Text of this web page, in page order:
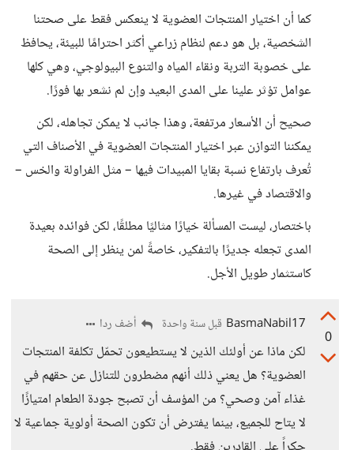
كما أن اختيار المنتجات العضوية لا ينعكس فقط على صحتنا
الشخصية، بل هو دعم لنظام زراعي أكثر احترامًا للبيئة، يحافظ
على خصوبة التربة ونقاء المياه والتنوع البيولوجي، وهي كلها
عوامل تؤثر علينا على المدى البعيد وإن لم نشعر بها فورًا.
صحيح أن الأسعار مرتفعة، وهذا جانب لا يمكن تجاهله، لكن
يمكننا التوازن عبر اختيار المنتجات العضوية في الأصناف التي
تُعرف بارتفاع نسبة بقايا المبيدات فيها – مثل الفراولة والخس –
والاقتصاد في غيرها.
باختصار، ليست المسألة خيارًا مثاليًا مطلقًا، لكن فوائده بعيدة
المدى تجعله جديرًا بالتفكير، خاصةً لمن ينظر إلى الصحة
كاستثمار طويل الأجل.
0
BasmaNabil17 قبل سنة واحدة أضف ردا
لكن ماذا عن أولئك الذين لا يستطيعون تحمّل تكلفة المنتجات
العضوية؟ هل يعني ذلك أنهم مضطرون للتنازل عن حقهم في
غذاء آمن وصحي؟ من المؤسف أن تصبح جودة الطعام امتيازًا
لا يتاح للجميع، بينما يفترض أن تكون الصحة أولوية جماعية لا